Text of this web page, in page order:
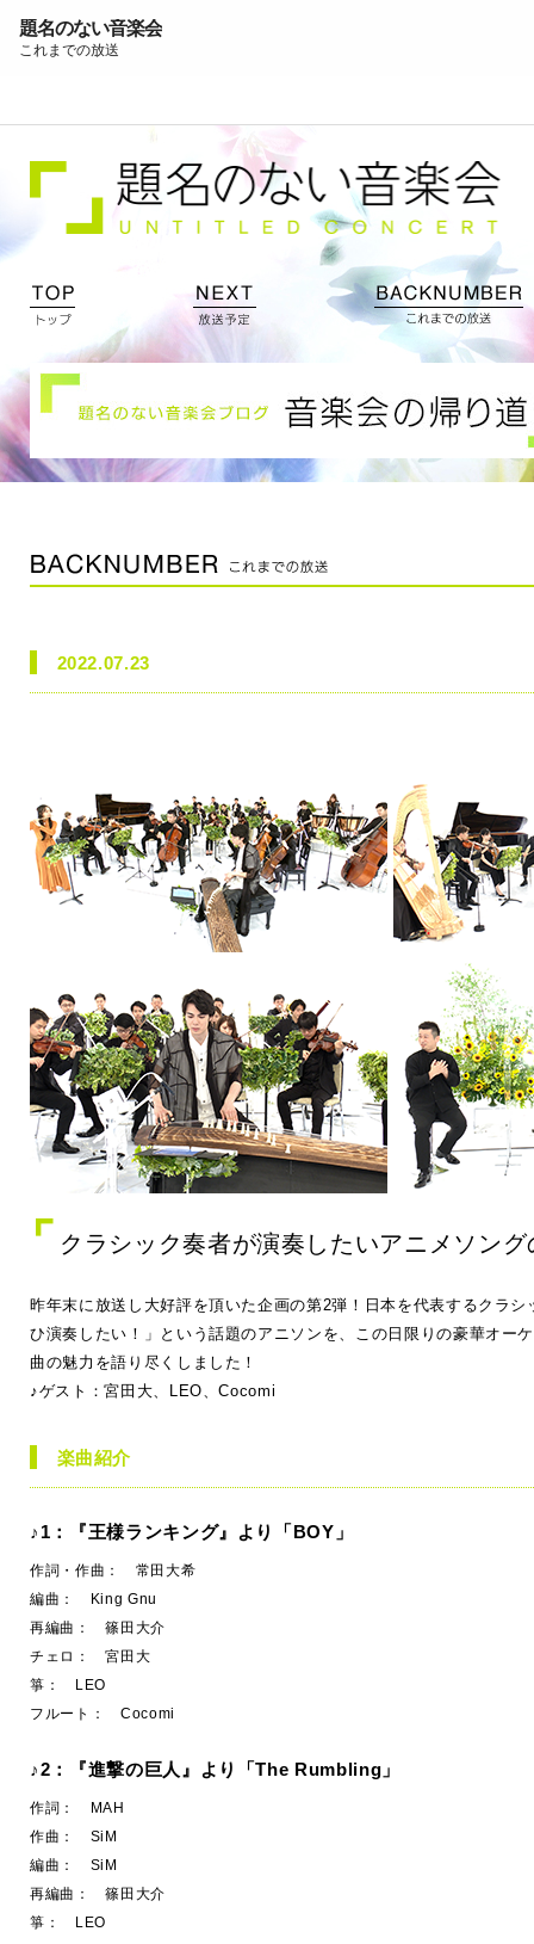
題名のない音楽会
これまでの放送
2022.07.23
クラシック奏者が演奏したいアニメソン
昨年末に放送し大好評を頂いた企画の第2弾！日本を代表するクラ
ひ演奏したい！」という話題のアニソンを、この日限りの豪華オー
曲の魅力を語り尽くしました！
♪ゲスト：宮田大、LEO、Cocomi
楽曲紹介
♪1：『王様ランキング』より「BOY」
作詞・作曲： 常田大希
編曲： King Gnu
再編曲： 篠田大介
チェロ： 宮田大
箏： LEO
フルート： Cocomi
♪2：『進撃の巨人』より「The Rumbling」
作詞： MAH
作曲： SiM
編曲： SiM
再編曲： 篠田大介
箏： LEO